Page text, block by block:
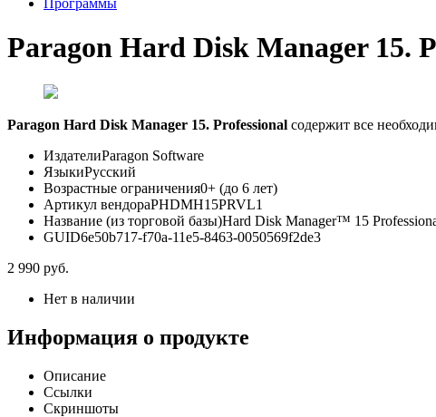
Программы
Paragon Hard Disk Manager 15.
Paragon Hard Disk Manager 15. Professional содержит все
ИздателиParagon Software
ЯзыкиРусский
Возрастные ограничения0+ (до 6 лет)
Артикул вендораPHDMH15PRVL1
Название (из торговой базы)Hard Disk Manager™ 15
GUID6e50b717-f70a-11e5-8463-0050569f2de3
2 990 руб.
Нет в наличии
Информация о продукте
Описание
Ссылки
Скриншоты